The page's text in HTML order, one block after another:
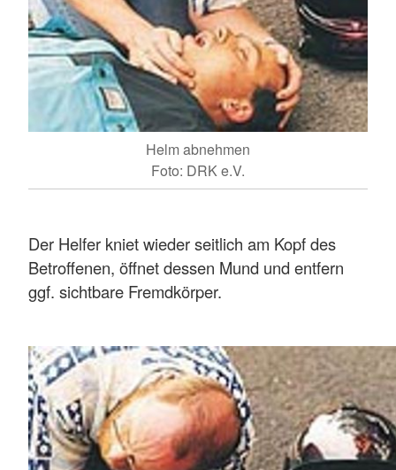
Helm abnehmen
Foto: DRK e.V.
Der Helfer kniet wieder seitlich am Kopf des
Betroffenen, öffnet dessen Mund und entfern
ggf. sichtbare Fremdkörper.